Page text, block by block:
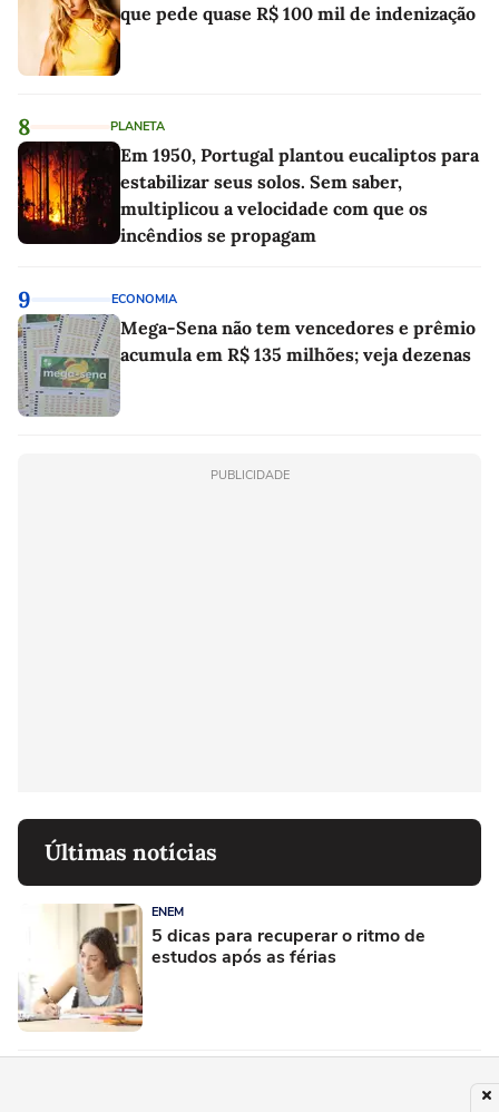
que pede quase R$ 100 mil de indenização
8 PLANETA
Em 1950, Portugal plantou eucaliptos para
estabilizar seus solos. Sem saber,
multiplicou a velocidade com que os
incêndios se propagam
9 ECONOMIA
Mega-Sena não tem vencedores e prêmio
acumula em R$ 135 milhões; veja dezenas
PUBLICIDADE
Últimas notícias
ENEM
5 dicas para recuperar o ritmo de
estudos após as férias